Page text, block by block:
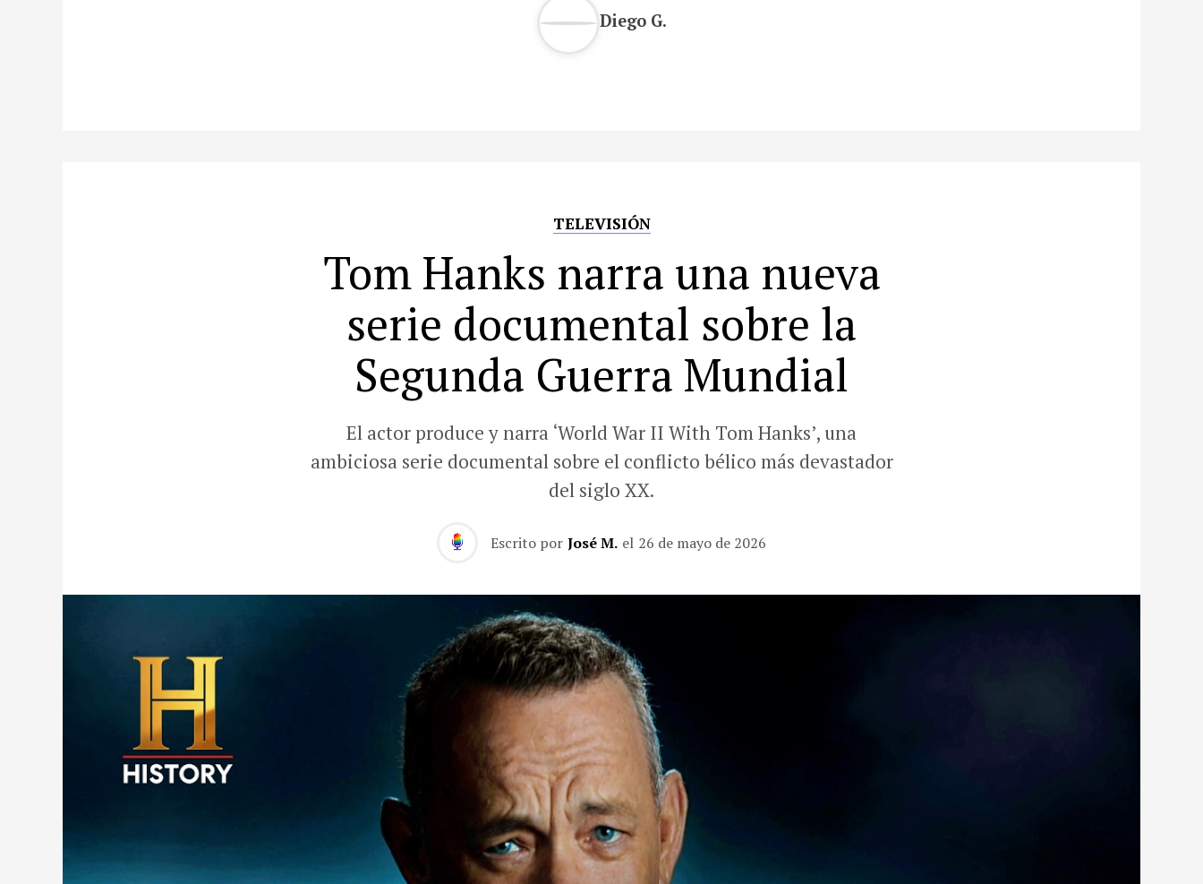
Diego G.
TELEVISIÓN
Tom Hanks narra una nueva
serie documental sobre la
Segunda Guerra Mundial
El actor produce y narra ‘World War II With Tom Hanks’, una
ambiciosa serie documental sobre el conflicto bélico más devastador
del siglo XX.
Escrito por José M. el 26 de mayo de 2026